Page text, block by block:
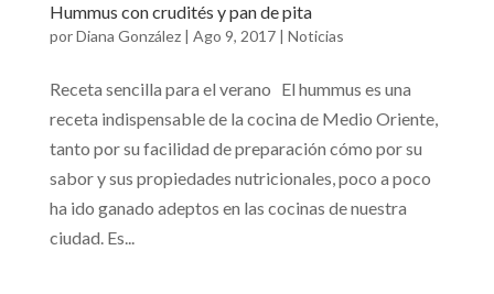
Hummus con crudités y pan de pita
porDiana González| Ago 9, 2017| Noticias
Receta sencilla para el verano El hummus es una
receta indispensable de la cocina de Medio Oriente,
tanto por su facilidad de preparación cómo por su
sabor y sus propiedades nutricionales, poco a poco
ha ido ganado adeptos en las cocinas de nuestra
ciudad. Es...